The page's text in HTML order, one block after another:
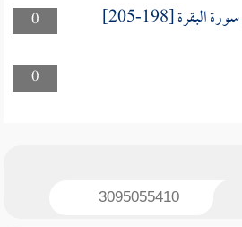
0
[198-205]
0
3095055410